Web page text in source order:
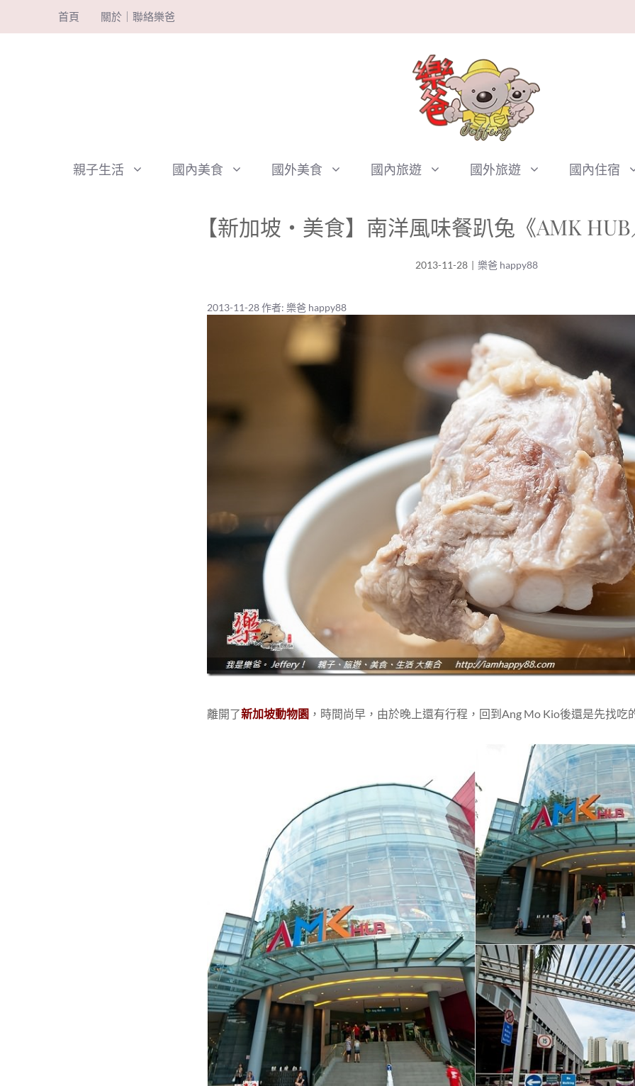
至
首頁 關於｜聯絡樂爸
親子生活 國內美食 國外美食 國內旅遊 國外旅遊 國內住宿
【新加坡‧美食】南洋風味餐趴兔《AMK
2013-11-28 | 樂爸 happy88
2013-11-28作者: 樂爸 happy88
離開了新加坡動物園 ，時間尚早，由於晚上還有行程，回到Ang Mo Kio後還是先找吃